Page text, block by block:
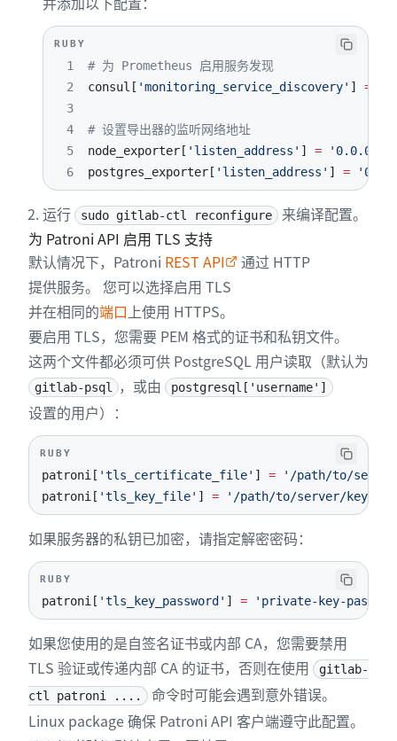
31
# 将 `max_wal_senders` 设置为比集群中的复制插槽
# 这用于防止复制耗尽所有可用的数据库连接。
# 用其他 patroni 节点的网络地址替换
patroni['allowlist'] =
%w(XXX.XXX.XXX.XXX/
38
39
# 用网络地址替换 XXX.XXX.XXX.XXX/YY
40
postgresql[ 'trust_auth_cidr_addresses'
41
43
pgbouncer['databases']
44
gitlabhq_production:
45
host: "127.0.0.1",
46
user: "PGBOUNCER_USERNAME",
47
password:
'PGBOUNCER_PASSWORD_HASH'
49
}
# Y.Y.Y.Y consul1.gitlab.example.com Z.Z.Z.Z
54
# 用收集到的 CONSUL_SERVER_NODES 的地址替换
56
%w(Y.Y.Y.Y
57
59
# 结束用户配置
RUBY
1
# 为 Prometheus 启用服务发现
2
consul [ 'monitoring_service_discovery' ] =
3
4
# 设置导出器的监听网络地址
5
node_exporter [ 'listen_address' ] =
6
postgres_exporter [ 'listen_address' ] =
运行 sudo gitlab-ctl reconfigure
来编译配置。
为 Patroni API 启用 TLS 支持
默认情况下，Patroni REST API
通过 HTTP
提供服务。 您可以选择启用 TLS
并在相同的端口上使用 HTTPS。
要启用 TLS，您需要 PEM 格式的证书和私钥文件。
这两个文件都必须可供 PostgreSQL 用户读取（默认为
gitlab-psql ，或由 postgresql['username']
设置的用户）：
RUBY
patroni [ 'tls_certificate_file' ] =
'/path/to/
patroni [ 'tls_key_file' ] = '/path/to/server/
如果服务器的私钥已加密，请指定解密密码：
RUBY
patroni [ 'tls_key_password' ] = 'private-key-
如果您使用的是自签名证书或内部 CA，您需要禁用
TLS 验证或传递内部 CA 的证书，否则在使用
gitlab-
ctl patroni ....
命令时可能会遇到意外错误。
Linux package 确保 Patroni API 客户端遵守此配置。